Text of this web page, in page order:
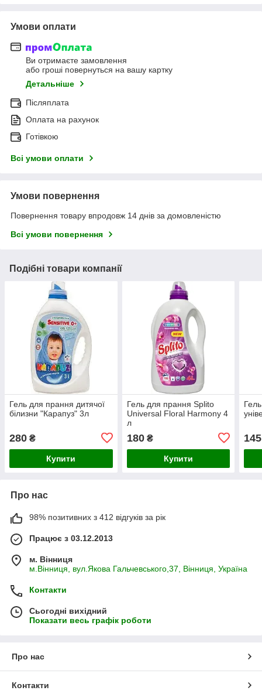
Умови оплати
Ви отримаєте замовлення
або гроші повернуться на вашу картку
Детальніше
Післяплата
Оплата на рахунок
Готівкою
Всі умови оплати
Умови повернення
Повернення товару впродовж 14 днів за домовленістю
Всі умови повернення
Подібні товари компанії
Гель для прання дитячої
білизни "Карапуз" 3л
280 ₴
Купити
Гель для прання Splito
Universal Floral Harmony 4
л
180₴
Купити
145
Про нас
98% позитивних з 412 відгуків за рік
Працює з 03.12.2013
м. Вінниця
м.Вінниця, вул.Якова Гальчевського,37, Вінниця, Україна
Контакти
Сьогодні вихідний
Показати весь графік роботи
Про нас
Контакти